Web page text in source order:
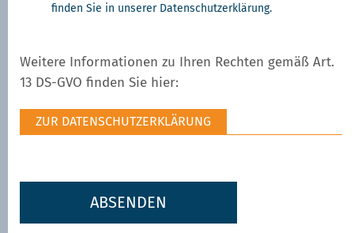
finden Sie in unserer Datenschutzerklärung.
Weitere Informationen zu Ihren Rechten gemäß Art.
13 DS-GVO finden Sie hier:
ZUR DATENSCHUTZERKLÄRUNG